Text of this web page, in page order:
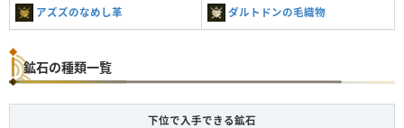
アズズのなめし革 ダルトドンの毛織物
鉱石の種類一覧
下位で入手できる鉱石